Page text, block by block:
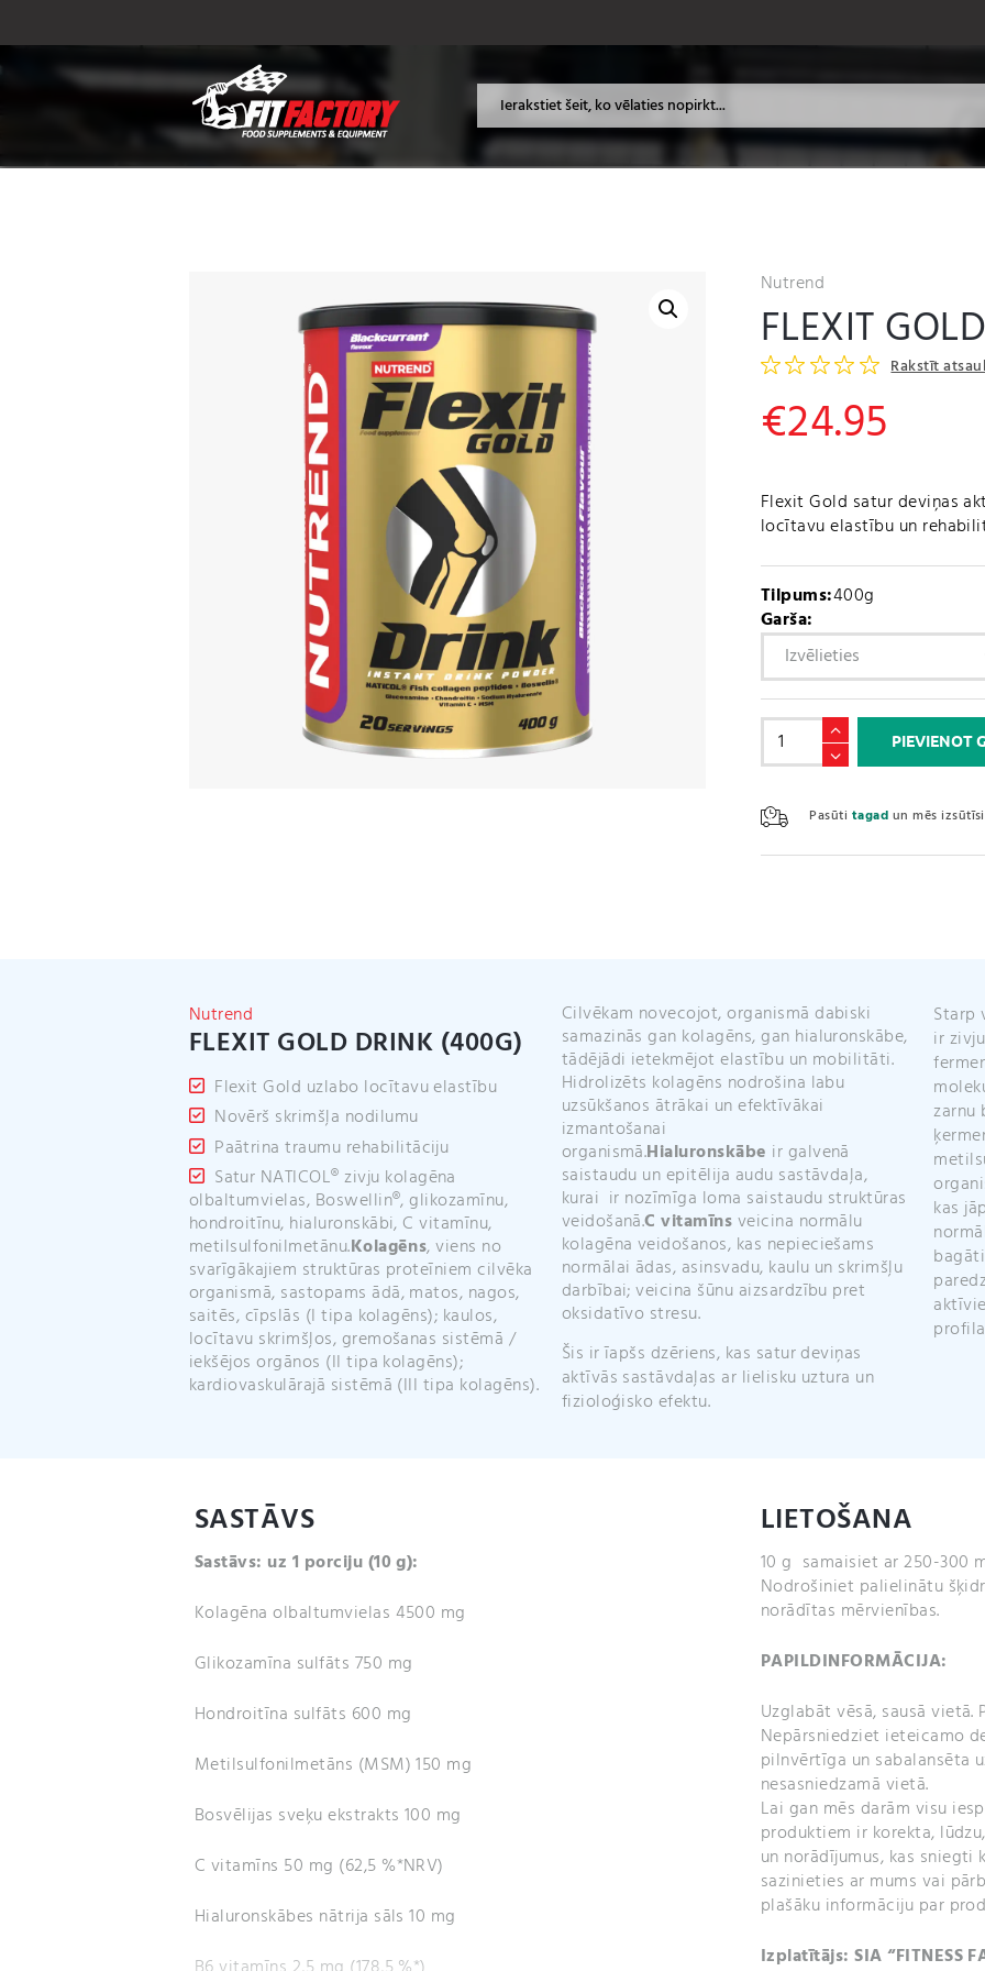
Nutrend
FLEXIT
Rakstīt
€24.95
Flexit Gold satur deviņas
locītavu elastību un
Garša:
Tilpums:400g
Flexit
Gold
(400g)
daudzums
PIEVIENOT
Pasūti tagad un mēs
Nutrend
FLEXIT GOLD DRINK (400G)
Flexit Gold uzlabo locītavu elastību
Novērš skrimšļa nodilumu
Paātrina traumu rehabilitāciju
Satur NATICOL® zivju kolagēna
olbaltumvielas, Boswellin®, glikozamīnu,
hondroitīnu, hialuronskābi, C vitamīnu,
metilsulfonilmetānu.Kolagēns, viens no
svarīgākajiem struktūras proteīniem cilvēka
organismā, sastopams ādā, matos, nagos,
saitēs, cīpslās (I tipa kolagēns); kaulos,
locītavu skrimšļos, gremošanas sistēmā /
iekšējos orgānos (II tipa kolagēns);
kardiovaskulārajā sistēmā (III tipa kolagēns).
Cilvēkam novecojot, organismā dabiski
samazinās gan kolagēns, gan hialuronskābe,
tādējādi ietekmējot elastību un mobilitāti.
Hidrolizēts kolagēns nodrošina labu
uzsūkšanos ātrākai un efektīvākai
izmantošanai
organismā.Hialuronskābe irgalvenā
saistaudu un epitēlija audu sastāvdaļa,
kurai ir nozīmīga loma saistaudu struktūras
veidošanā.C vitamīnsveicina normālu
kolagēna veidošanos, kas nepieciešams
normālai ādas, asinsvadu, kaulu un skrimšļu
darbībai; veicina šūnu aizsardzību pret
oksidatīvo stresu.
Šis ir īapšs dzēriens, kas satur deviņas
aktīvās sastāvdaļas ar lielisku uztura un
fizioloģisko efektu.
Starp
ir
zarnu
kas
SASTĀVS
Sastāvs: uz 1 porciju (10 g):
Kolagēna olbaltumvielas 4500 mg
Glikozamīna sulfāts 750 mg
Hondroitīna sulfāts 600 mg
Metilsulfonilmetāns (MSM) 150 mg
Bosvēlijas sveķu ekstrakts 100 mg
C vitamīns 50 mg (62,5 %*NRV)
Hialuronskābes nātrija sāls 10 mg
LIETOŠANA
10 g samaisiet ar 250-300
Nodrošiniet palielinātu
norādītas mērvienības.
PAPILDINFORMĀCIJA:
Uzglabāt vēsā, sausā
Nepārsniedziet ieteicamo
pilnvērtīga un sabalansēta
nesasniedzamā vietā.
Lai gan mēs darām visu
produktiem ir korekta,
un norādījumus, kas sniegti
sazinieties ar mums vai
plašāku informāciju par
Izplatītājs: SIA “FITNESS